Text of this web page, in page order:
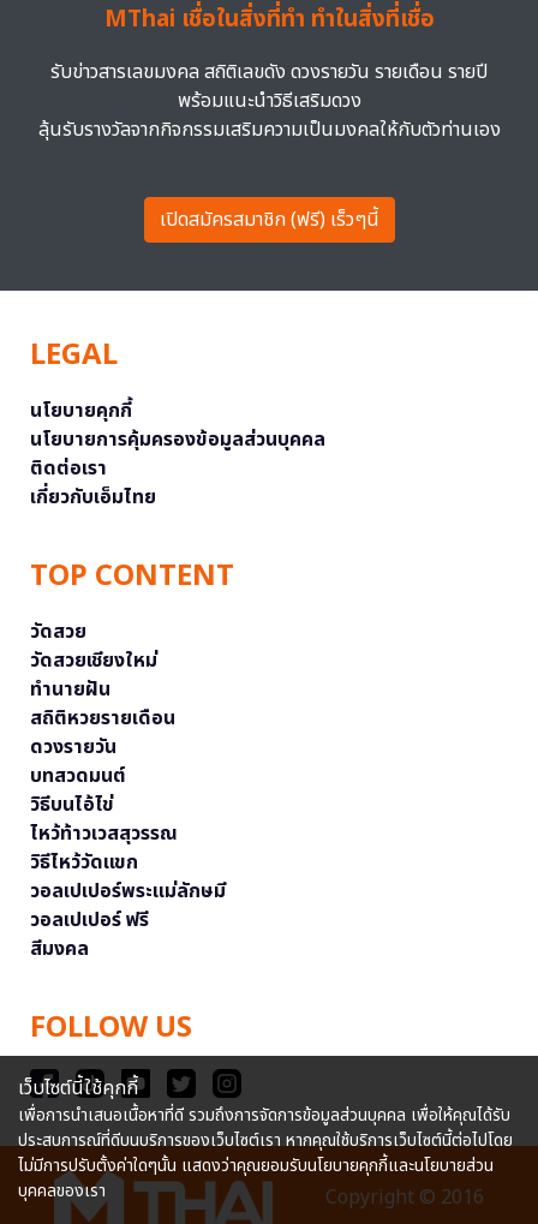
MThai เชื่อในสิ่งที่ทำ ทำในสิ่งที่เชื่อ
รับข่าวสารเลขมงคล สถิติเลขดัง ดวงรายวัน รายเดือน รายปี
พร้อมแนะนำวิธีเสริมดวง
ลุ้นรับรางวัลจากกิจกรรมเสริมความเป็นมงคลให้กับตัวท่านเอง
เปิดสมัครสมาชิก (ฟรี) เร็วๆนี้
LEGAL
นโยบายคุกกี้
นโยบายการคุ้มครองข้อมูลส่วนบุคคล
ติดต่อเรา
เกี่ยวกับเอ็มไทย
TOP CONTENT
วัดสวย
วัดสวยเชียงใหม่
ทำนายฝัน
สถิติหวยรายเดือน
ดวงรายวัน
บทสวดมนต์
วิธีบนไอ้ไข่
ไหว้ท้าวเวสสุวรรณ
วิธีไหว้วัดแขก
วอลเปเปอร์พระแม่ลักษมี
วอลเปเปอร์ ฟรี
สีมงคล
FOLLOW US
Copyright © 2016
เว็บไซต์นี้ใช้คุกกี้
เพื่อการนำเสนอเนื้อหาที่ดี รวมถึงการจัดการข้อมูลส่วนบุคคล เพื่อให้คุณได้รับ
ประสบการณ์ที่ดีบนบริการของเว็บไซต์เรา หากคุณใช้บริการเว็บไซต์นี้ต่อไปโดย
ไม่มีการปรับตั้งค่าใดๆนั้น แสดงว่าคุณยอมรับนโยบายคุกกี้และนโยบายส่วน
บุคคลของเรา